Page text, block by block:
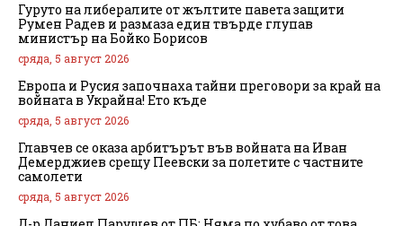
Гуруто на либералите от жълтите павета защити
Румен Радев и размаза един твърде глупав
министър на Бойко Борисов
сряда, 5 август 2026
Европа и Русия започнаха тайни преговори за край на
войната в Украйна! Ето къде
сряда, 5 август 2026
Главчев се оказа арбитърът във войната на Иван
Демерджиев срещу Пеевски за полетите с частните
самолети
сряда, 5 август 2026